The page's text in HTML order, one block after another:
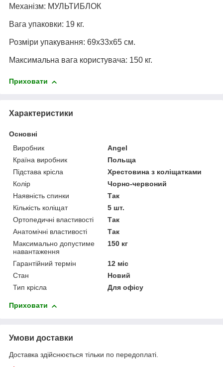
Механізм: МУЛЬТИБЛОК
Вага упаковки: 19 кг.
Розміри упакування: 69x33x65 см.
Максимальна вага користувача: 150 кг.
Приховати
Характеристики
Основні
Виробник
Angel
Країна виробник
Польща
Підстава крісла
Хрестовина з коліщатками
Колір
Чорно-червоний
Наявність спинки
Так
Кількість коліщат
5 шт.
Ортопедичні властивості
Так
Анатомічні властивості
Так
Максимально допустиме
навантаження
150 кг
Гарантійний термін
12 міс
Стан
Новий
Тип крісла
Для офісу
Приховати
Умови доставки
Доставка здійснюється тільки по передоплаті.